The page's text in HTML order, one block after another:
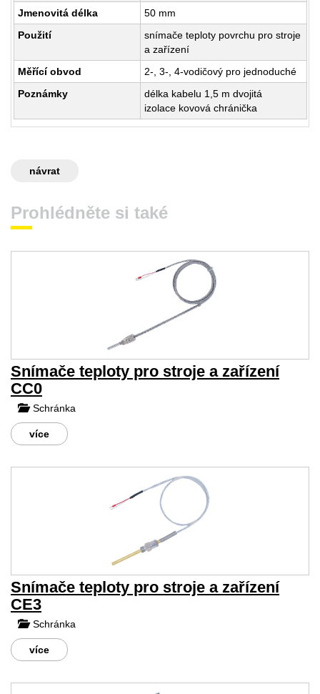
Jmenovitá délka
50 mm
Použití
snímače teploty povrchu pro stroje
a zařízení
Měřící obvod
2-, 3-, 4-vodičový pro jednoduché
Poznámky
délka kabelu 1,5 m dvojitá
izolace kovová chránička
návrat
Prohlédněte si také
Snímače teploty pro stroje a zařízení
CC0
Schránka
více
Snímače teploty pro stroje a zařízení
CE3
Schránka
více